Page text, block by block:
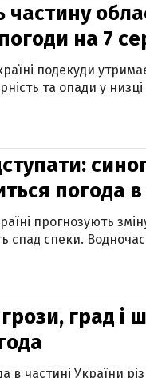
на 7
подекуди
та опади у низці
погода в
прогнозують зміну
спад спеки.
град і
в частині України